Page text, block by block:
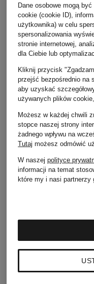
Dane osobowe mogą
cookie (cookie ID),
użytkownika) w celu
spersonalizowania
stronie internetowej,
dla Ciebie lub
Kliknij przycisk
przejść bezpośrednio na
aby uzyskać
używanych plików
Możesz w każdej chwili
stopce naszej strony
żadnego wpływu na
Tutaj możesz odmówić
W naszejpolityce
informacji na temat
które my i nasi